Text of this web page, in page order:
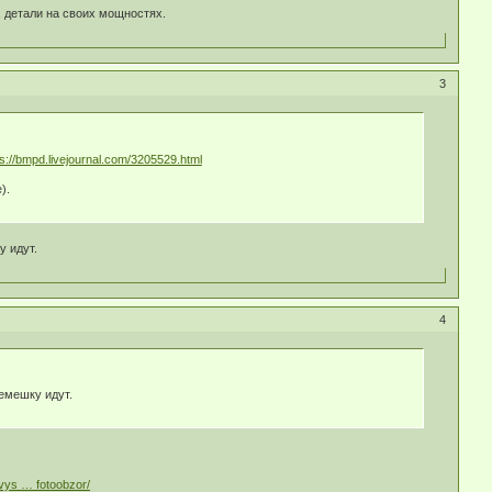
на своих мощностях.
3
bmpd.livejournal.com/3205529.html
идут.
4
идут.
… fotoobzor/